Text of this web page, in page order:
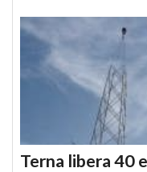
Terna libera 40